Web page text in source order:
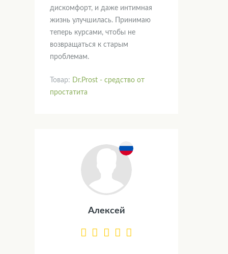
дискомфорт, и даже интимная
жизнь улучшилась. Принимаю
теперь курсами, чтобы не
возвращаться к старым
проблемам.
Товар: Dr.Prost - средство от
простатита
Алексей